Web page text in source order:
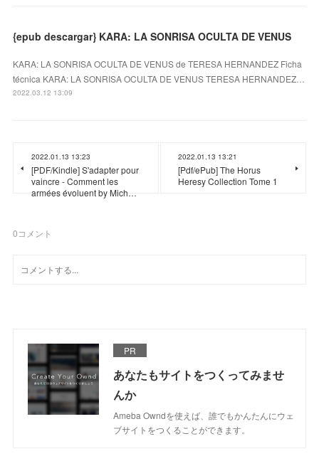
{epub descargar} KARA: LA SONRISA OCULTA DE VENUS
KARA: LA SONRISA OCULTA DE VENUS de TERESA HERNANDEZ Ficha
técnica KARA: LA SONRISA OCULTA DE VENUS TERESA HERNANDEZ…
2022.03.12 13:09
2022.01.13 13:23
[PDF/Kindle] S'adapter pour
vaincre - Comment les
armées évoluent by Mich…
2022.01.13 13:21
[Pdf/ePub] The Horus
Heresy Collection Tome 1
0コメント
PR
あなたもサイトをつくってみませ
んか
Ameba Owndを使えば、誰でもかんたんにウェ
ブサイトをつくることができます。